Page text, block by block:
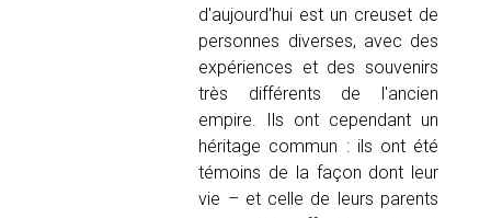
d'aujourd'hui est un creuset de
personnes diverses, avec des
expériences et des souvenirs
très différents de l'ancien
empire. Ils ont cependant un
héritage commun : ils ont été
témoins de la façon dont leur
vie – et celle de leurs parents